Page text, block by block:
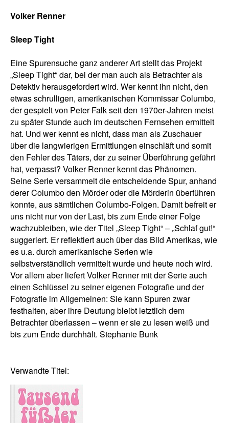
Volker Renner
Sleep Tight
Eine Spurensuche ganz anderer Art stellt das Projekt
„Sleep Tight“ dar, bei der man auch als Betrachter als
Detektiv herausgefordert wird. Wer kennt ihn nicht, den
etwas schrulligen, amerikanischen Kommissar Columbo,
der gespielt von Peter Falk seit den 1970er-Jahren meist
zu später Stunde auch im deutschen Fernsehen ermittelt
hat. Und wer kennt es nicht, dass man als Zuschauer
über die langwierigen Ermittlungen einschläft und somit
den Fehler des Täters, der zu seiner Überführung geführt
hat, verpasst? Volker Renner kennt das Phänomen.
Seine Serie versammelt die entscheidende Spur, anhand
derer Columbo den Mörder oder die Mörderin überführen
konnte, aus sämtlichen Columbo-Folgen. Damit befreit er
uns nicht nur von der Last, bis zum Ende einer Folge
wachzubleiben, wie der Titel „Sleep Tight“ – „Schlaf gut!“
suggeriert. Er reflektiert auch über das Bild Amerikas, wie
es u.a. durch amerikanische Serien wie
selbstverständlich vermittelt wurde und heute noch wird.
Vor allem aber liefert Volker Renner mit der Serie auch
einen Schlüssel zu seiner eigenen Fotografie und der
Fotografie im Allgemeinen: Sie kann Spuren zwar
festhalten, aber ihre Deutung bleibt letztlich dem
Betrachter überlassen – wenn er sie zu lesen weiß und
bis zum Ende durchhält. Stephanie Bunk
Verwandte Titel: